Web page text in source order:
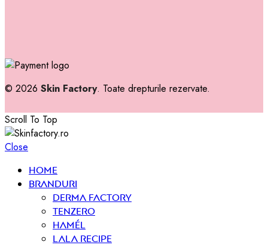
© 2026 Skin Factory. Toate drepturile rezervate.
Scroll To Top
Close
Home
Branduri
Derma Factory
Tenzero
Hamél
Lala Recipe